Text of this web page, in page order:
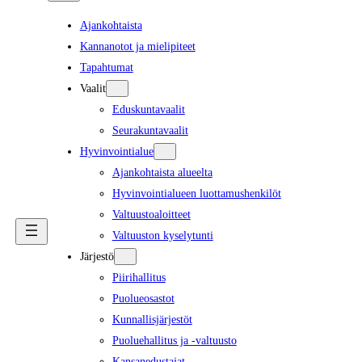
Ajankohtaista
Kannanotot ja mielipiteet
Tapahtumat
Vaalit
Eduskuntavaalit
Seurakuntavaalit
Hyvinvointialue
Ajankohtaista alueelta
Hyvinvointialueen luottamushenkilöt
Valtuustoaloitteet
Valtuuston kyselytunti
Järjestö
Piirihallitus
Puolueosastot
Kunnallisjärjestöt
Puoluehallitus ja -valtuusto